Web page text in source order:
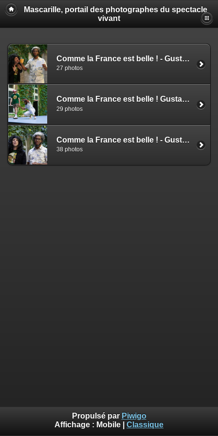
Mascarille, portail des photographes du spectacle
vivant
Comme la France est belle ! - Gustave Akakpo & Frédéric Blin (NS)
27 photos
Comme la France est belle ! Gustave Akakpo, Frédéric Blin (MC)
29 photos
Comme la France est belle ! - Gustave Akakpo & Frédéric Blin (EZ)
38 photos
Propulsé par Piwigo
Affichage : Mobile Classique